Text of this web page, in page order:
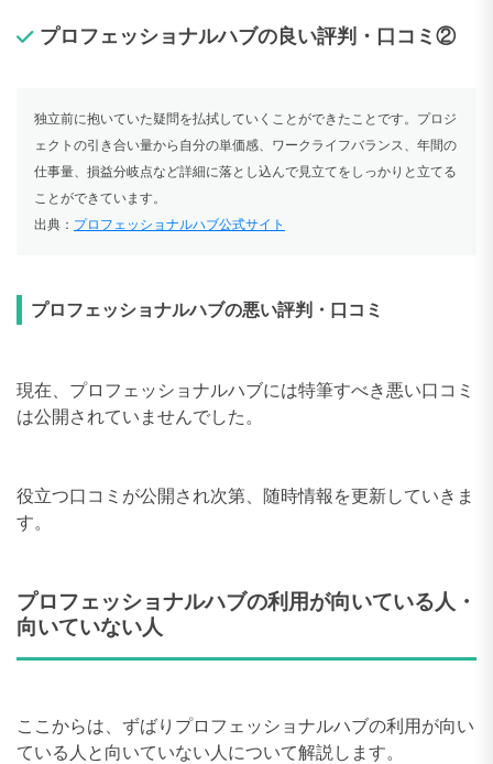
プロフェッショナルハブの良い評判・口コミ②
独立前に抱いていた疑問を払拭していくことができたことです。プロジ
ェクトの引き合い量から自分の単価感、ワークライフバランス、年間の
仕事量、損益分岐点など詳細に落とし込んで見立てをしっかりと立てる
ことができています。
出典： プロフェッショナルハブ公式サイト
プロフェッショナルハブの悪い評判・口コミ
現在、プロフェッショナルハブには特筆すべき悪い口コミ
は公開されていませんでした。
役立つ口コミが公開され次第、随時情報を更新していきま
す。
プロフェッショナルハブの利用が向いている人・
向いていない人
ここからは、ずばりプロフェッショナルハブの利用が向い
ている人と向いていない人について解説します。